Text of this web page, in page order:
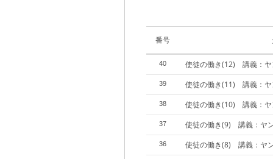
番号
40 使徒の働き(12) 講義：
39 使徒の働き(11) 講義：
38 使徒の働き(10) 講義：
37 使徒の働き(9) 講義：
36 使徒の働き(8) 講義：